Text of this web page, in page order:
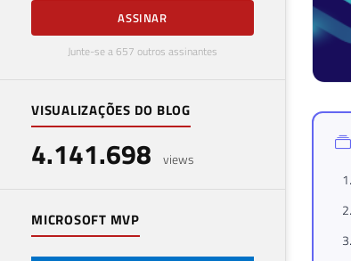
ASSINAR
Junte-se a 657 outros assinantes
VISUALIZAÇÕES DO BLOG
4.141.698 views
MICROSOFT MVP